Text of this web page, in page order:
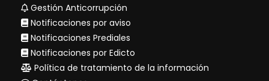
Gestión Anticorrupción
Notificaciones por aviso
Notificaciones Prediales
Notificaciones por Edicto
Política de tratamiento de la información